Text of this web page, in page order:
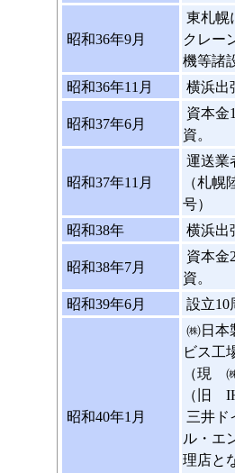
昭和36年9月
東札幌
クレー
機等諸
昭和36年11月
横浜出
昭和37年6月
資本金
資。
昭和37年11月
運送業
（札幌
号）
昭和38年
横浜出
昭和38年7月
資本金
資。
昭和39年6月
設立10
昭和40年1月
㈱日本
ビス工
（現
（旧
三井ド
ル・エ
理店と